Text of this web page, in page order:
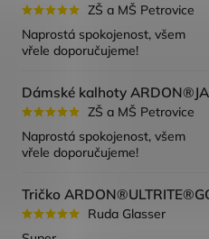
ZŠ a MŠ Petrovice
Naprostá spokojenost, všem
vřele doporučujeme!
ZŠ a MŠ Petrovice
Naprostá spokojenost, všem
vřele doporučujeme!
Ruda Glasser